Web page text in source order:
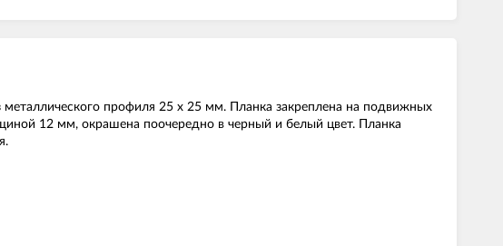
профиля 25 х 25 мм. Планка закреплена на подвижных
12 мм, окрашена поочередно в черный и белый цвет. Планка